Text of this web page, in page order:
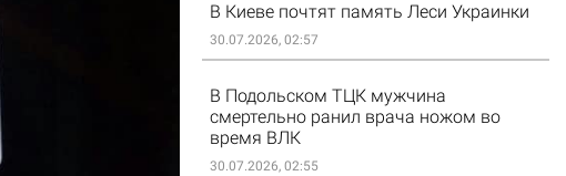
В Киеве почтят память Леси Украинки
30.07.2026, 02:57
В Подольском ТЦК мужчина
смертельно ранил врача ножом во
время ВЛК
30.07.2026, 02:55